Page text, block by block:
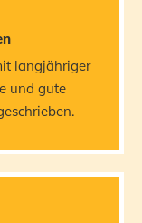
langjähriger
und gute